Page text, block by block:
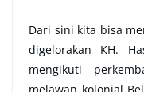
Dari sini kita bisa
digelorakan KH.
mengikuti